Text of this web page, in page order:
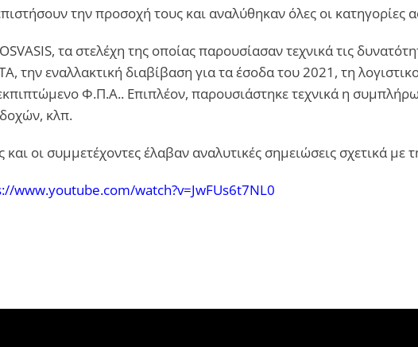
την προσοχή τους και αναλύθηκαν όλες οι
τα στελέχη της οποίας παρουσίασαν τεχνικά τις
εναλλακτική διαβίβαση για τα έσοδα του 2021, τη
Φ.Π.Α.. Επιπλέον, παρουσιάστηκε τεχνικά η
κλπ.
οι συμμετέχοντες έλαβαν αναλυτικές σημειώσεις σχετικά με
www.youtube.com/watch?v=JwFUs6t7NL0